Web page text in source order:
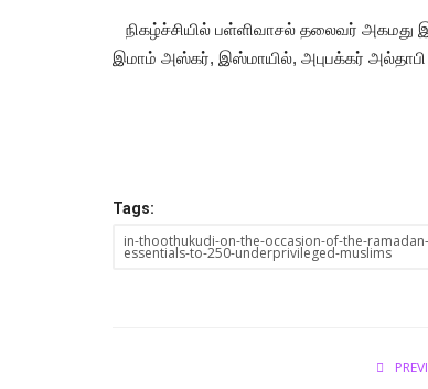
நிகழ்ச்சியில் பள்ளிவாசல் தலைவர் அகமது
இமாம் அஸ்கர், இஸ்மாயில், அபுபக்கர்
Tags:
in-thoothukudi-on-the-occasion-of-the-
essentials-to-250-underprivileged-muslims
மணை கோரிக்கைைய